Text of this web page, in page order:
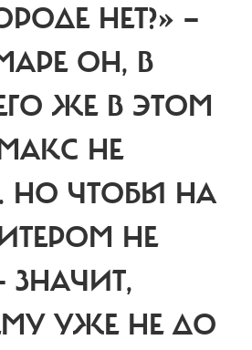
НЕТ?» —
ОН, В
ЖЕ В ЭТОМ
НЕ
НО ЧТОБЫ НА
НЕ
ЗНАЧИТ,
УЖЕ НЕ ДО